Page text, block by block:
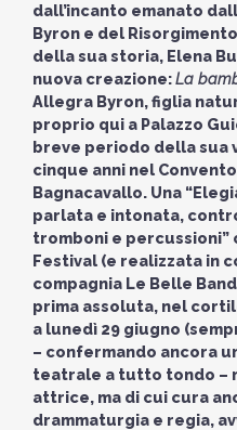
dall’incanto emanato
Byron e del
della sua storia, Elena
nuova creazione:La
Allegra Byron, figlia
proprio qui a Palazzo
breve periodo della sua
cinque anni nel
Bagnacavallo. Una
parlata e intonata,
tromboni e percussioni”
Festival (e realizzata in
compagnia Le Belle
prima assoluta, nel
a lunedì 29 giugno
– confermando ancora
teatrale a tutto tondo –
attrice, ma di cui cura
drammaturgia e regia,